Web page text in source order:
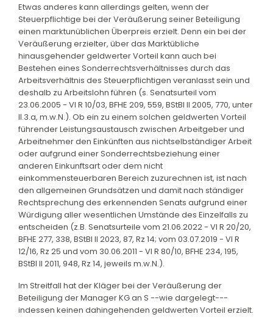
Etwas anderes kann allerdings gelten, wenn der
Steuerpflichtige bei der Veräußerung seiner Beteiligung
einen marktunüblichen Überpreis erzielt. Denn ein bei der
Veräußerung erzielter, über das Marktübliche
hinausgehender geldwerter Vorteil kann auch bei
Bestehen eines Sonderrechtsverhältnisses durch das
Arbeitsverhältnis des Steuerpflichtigen veranlasst sein und
deshalb zu Arbeitslohn führen (s. Senatsurteil vom
23.06.2005 - VI R 10/03, BFHE 209, 559, BStBl II 2005, 770, unter
II.3.a, m.w.N.). Ob ein zu einem solchen geldwerten Vorteil
führender Leistungsaustausch zwischen Arbeitgeber und
Arbeitnehmer den Einkünften aus nichtselbständiger Arbeit
oder aufgrund einer Sonderrechtsbeziehung einer
anderen Einkunftsart oder dem nicht
einkommensteuerbaren Bereich zuzurechnen ist, ist nach
den allgemeinen Grundsätzen und damit nach ständiger
Rechtsprechung des erkennenden Senats aufgrund einer
Würdigung aller wesentlichen Umstände des Einzelfalls zu
entscheiden (z.B. Senatsurteile vom 21.06.2022 - VI R 20/20,
BFHE 277, 338, BStBl II 2023, 87, Rz 14; vom 03.07.2019 - VI R
12/16, Rz 25 und vom 30.06.2011 - VI R 80/10, BFHE 234, 195,
BStBl II 2011, 948, Rz 14, jeweils m.w.N.).
Im Streitfall hat der Kläger bei der Veräußerung der
Beteiligung der Manager KG an S --wie dargelegt---
indessen keinen dahingehenden geldwerten Vorteil erzielt.